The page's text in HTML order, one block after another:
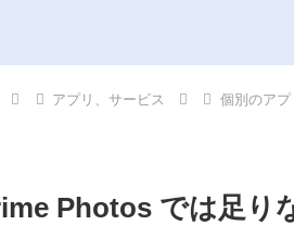
アプリ、サービス 個別のアプ
Photos では足り